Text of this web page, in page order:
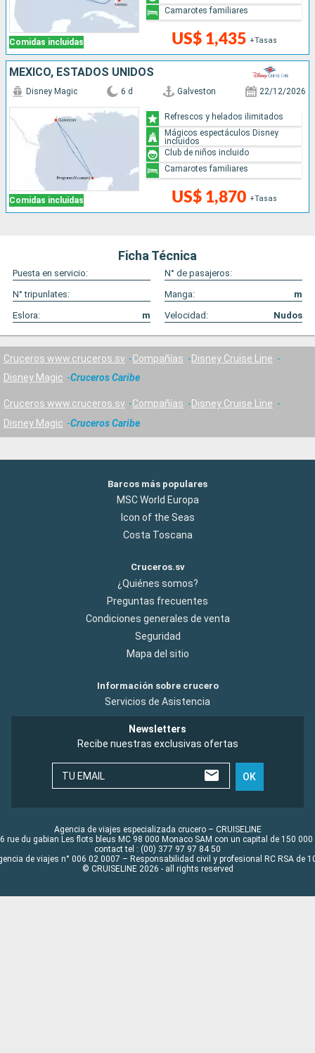
Comidas incluidas US$ 1,435 +Tasas
Camarotes familiares
MÉXICO, ESTADOS UNIDOS
Comidas incluidas
Disney Magic 6 d Galveston 22/12/2026
US$ 1,870 +Tasas
Refrescos y helados ilimitados
Mágicos espectáculos Disney
incluidos
Club de niños incluido
Camarotes familiares
Ficha Técnica
Puesta en servicio:
N° de pasajeros:
N° tripunlates:
Manga:
m
Eslora:
m Velocidad: Nudos
Cruceros www.cruceros.sv Compañías
Disney Cruise Line
Disney Magic
Cruceros Caribe
Cruceros www.cruceros.sv Compañías
Disney Cruise Line
Disney Magic
Cruceros Caribe
Barcos más populares
MSC World Europa
Icon of the Seas
Costa Toscana
Cruceros.sv
¿Quiénes somos?
Preguntas frecuentes
Condiciones generales de venta
Seguridad
Mapa del sitio
Información sobre crucero
Servicios de Asistencia
Newsletters
Recibe nuestras exclusivas ofertas
TU EMAIL OK
Agencia de viajes especializada crucero – CRUISELINE
rue du gabian Les flots bleus MC 98 000 Monaco SAM con un capital de 150 000
contact tel : (00) 377 97 97 84 50
de viajes n° 006 02 0007 – Responsabilidad civil y profesional RC RSA de
© CRUISELINE 2026 - all rights reserved